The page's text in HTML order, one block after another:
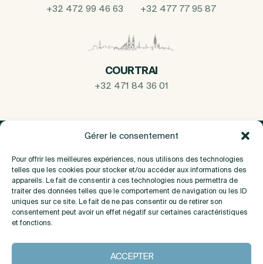
Gérer le consentement
Pour offrir les meilleures expériences, nous utilisons des technologies
telles que les cookies pour stocker et/ou accéder aux informations des
appareils. Le fait de consentir à ces technologies nous permettra de
traiter des données telles que le comportement de navigation ou les ID
uniques sur ce site. Le fait de ne pas consentir ou de retirer son
consentement peut avoir un effet négatif sur certaines caractéristiques
et fonctions.
ACCEPTER
+32 472 99 46 63 +32 477 77 95 87
COURTRAI
+32 471 84 36 01
A propos